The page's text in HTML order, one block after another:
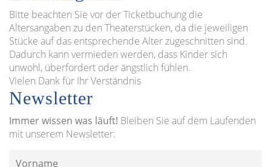
Bitte beachten Sie vor der Ticketbuchung die
Altersangaben zu den Theaterstücken, da die jeweiligen
Stücke auf das entsprechende Alter zugeschnitten sind.
Dadurch kann vermieden werden, dass Kinder sich
unwohl, überfordert oder ängstlich fühlen.
Vielen Dank für Ihr Verständnis
Newsletter
Immer wissen was läuft! Bleiben Sie auf dem Laufenden
mit unserem Newsletter: